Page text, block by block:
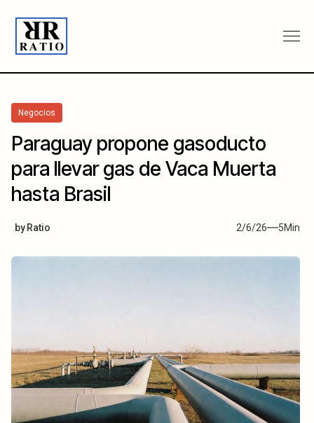
Negocios
Paraguay propone gasoducto
para llevar gas de Vaca Muerta
hasta Brasil
by Ratio 2/6/26 5Min